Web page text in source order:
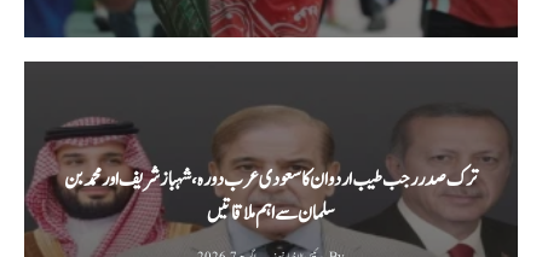
ترک صدر رجب طیب اردوان کا سعودی عرب دورہ، شہباز شریف اور محمد بن
سلمان سے اہم ملاقاتیں